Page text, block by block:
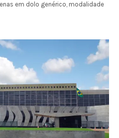
em dolo genérico, modalidade